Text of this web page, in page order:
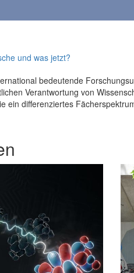
bedeutende
Verantwortung von
ein differenziertes